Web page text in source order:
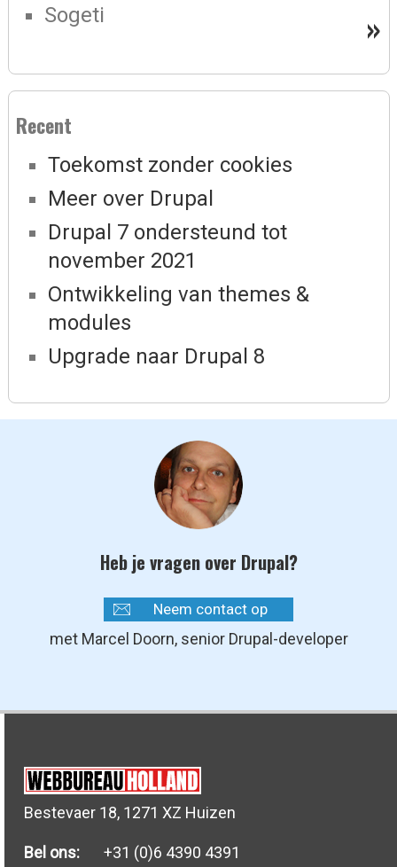
Sogeti
»
Recent
Toekomst zonder cookies
Meer over Drupal
Drupal 7 ondersteund tot
november 2021
Ontwikkeling van themes &
modules
Upgrade naar Drupal 8
Heb je vragen over Drupal?
Neem contact op
met Marcel Doorn, senior Drupal-developer
Bestevaer 18, 1271 XZ Huizen
Bel ons: +31 (0)6 4390 4391